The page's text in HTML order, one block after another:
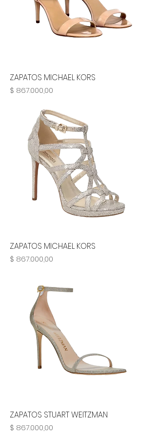
ZAPATOS MICHAEL KORS
Precio
$ 867.000,00
ZAPATOS MICHAEL KORS
Precio
$ 867.000,00
ZAPATOS STUART WEITZMAN
Precio
$ 867.000,00